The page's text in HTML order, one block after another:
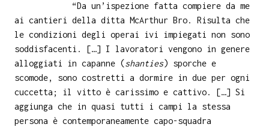
“Da un’ispezione fatta compiere da me
ai cantieri della ditta McArthur Bro. Risulta che
le condizioni degli operai ivi impiegati non sono
soddisfacenti. […] I lavoratori vengono in genere
alloggiati in capanne (shanties) sporche e
scomode, sono costretti a dormire in due per ogni
cuccetta; il vitto è carissimo e cattivo. […] Si
aggiunga che in quasi tutti i campi la stessa
persona è contemporaneamente capo-squadra